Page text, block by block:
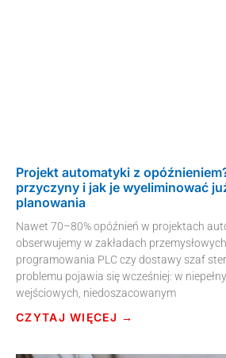
Projekt automatyki z
przyczyny i jak je wyeliminować
planowania
Nawet 70–80% opóźnień w projektach
obserwujemy w zakładach
programowania PLC czy dostawy szaf
problemu pojawia się wcześniej: w
wejściowych, niedoszacowanym
CZYTAJ WIĘCEJ →